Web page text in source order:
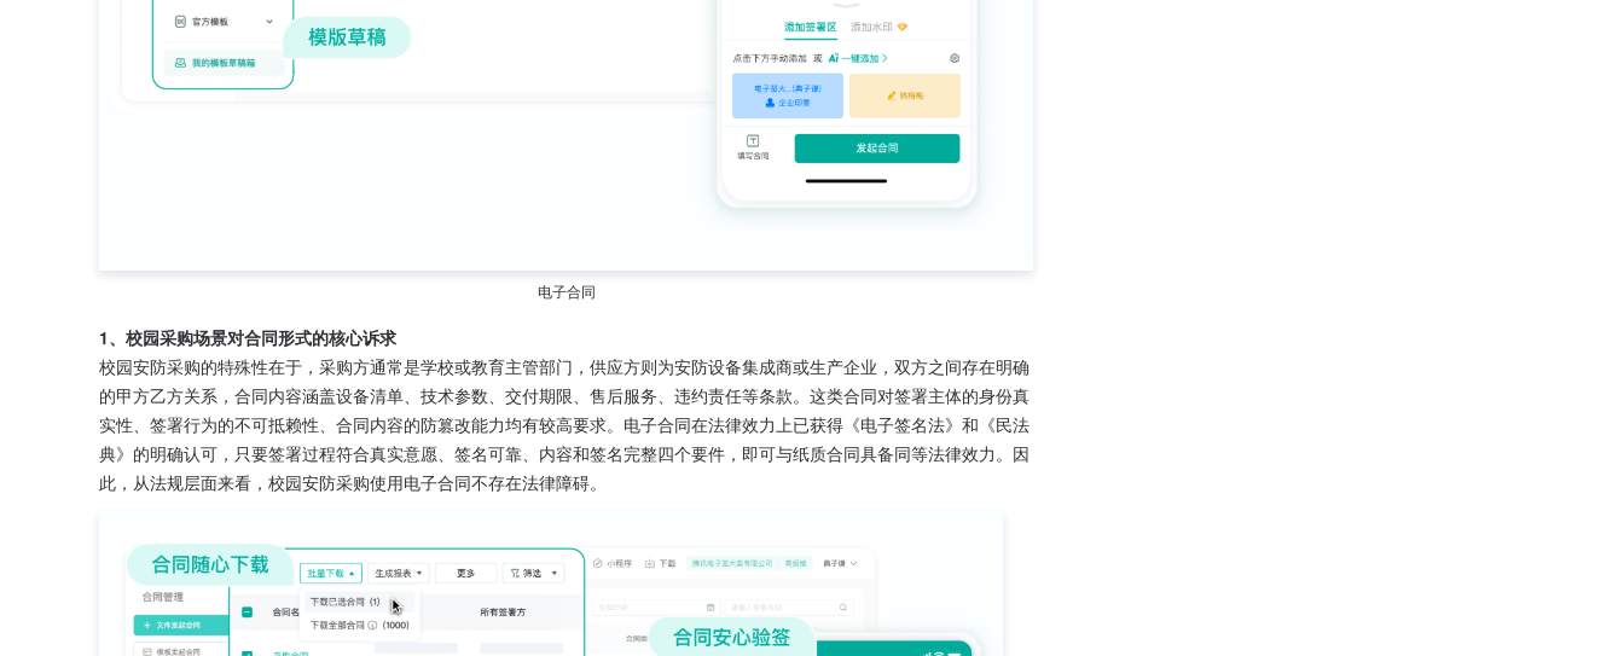
电子合同
1、校园采购场景对合同形式的核心诉求
校园安防采购的特殊性在于，采购方通常是学校或教育主管部门，供应方则为安防设备集成商或生产企业，双方之间存在明确
的甲方乙方关系，合同内容涵盖设备清单、技术参数、交付期限、售后服务、违约责任等条款。这类合同对签署主体的身份真
实性、签署行为的不可抵赖性、合同内容的防篡改能力均有较高要求。电子合同在法律效力上已获得《电子签名法》和《民法
典》的明确认可，只要签署过程符合真实意愿、签名可靠、内容和签名完整四个要件，即可与纸质合同具备同等法律效力。因
此，从法规层面来看，校园安防采购使用电子合同不存在法律障碍。